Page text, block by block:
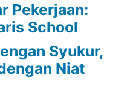
Pekerjaan:
School
Syukur,
Niat